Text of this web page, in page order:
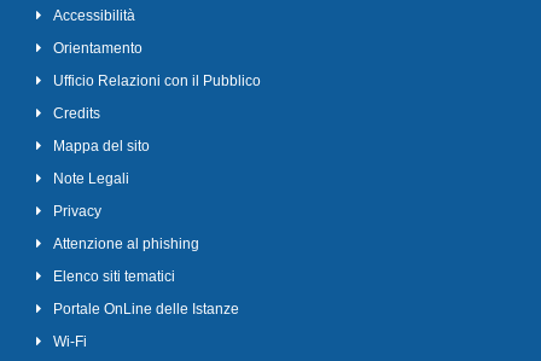
Accessibilità
Orientamento
Ufficio Relazioni con il Pubblico
Credits
Mappa del sito
Note Legali
Privacy
Attenzione al phishing
Elenco siti tematici
Portale OnLine delle Istanze
Wi-Fi